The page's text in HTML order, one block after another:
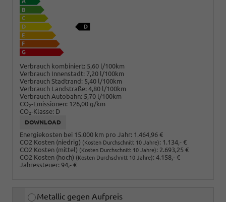
Verbrauch kombiniert: 5,60 l/100km
Verbrauch Innenstadt: 7,20 l/100km
Verbrauch Stadtrand: 5,40 l/100km
Verbrauch Landstraße: 4,80 l/100km
Verbrauch Autobahn: 5,70 l/100km
CO2-Emissionen: 126,00 g/km
CO2-Klasse: D
DOWNLOAD
Energiekosten bei 15.000 km pro Jahr: 1.464,96 €
CO2 Kosten (niedrig) (Kosten Durchschnitt 10 Jahre): 1.134,- €
CO2 Kosten (mittel) (Kosten Durchschnitt 10 Jahre): 2.693,25 €
CO2 Kosten (hoch) (Kosten Durchschnitt 10 Jahre): 4.158,- €
Jahressteuer: 94,- €
Metallic gegen Aufpreis